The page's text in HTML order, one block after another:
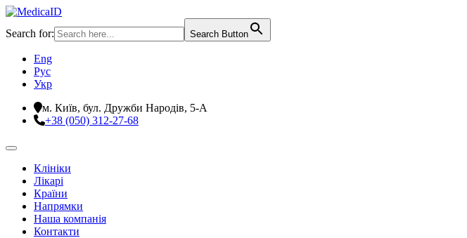
Search for: Search Button
Eng
Рус
Укр
м. Київ, бул. Дружби Народів, 5-А
+38 (050) 312-27-68
Клініки
Лікарі
Країни
Напрямки
Наша компанія
Контакти